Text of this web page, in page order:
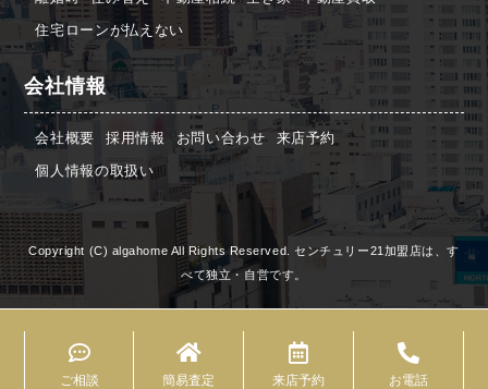
住宅ローンが払えない
会社情報
会社概要 採用情報 お問い合わせ
来店予約
個人情報の取扱い
Copyright (C) algahome All Rights Reserved. センチュリー21加盟店は、す
べて独立・自営です。
ご相談 簡易査定 来店予約 お電話